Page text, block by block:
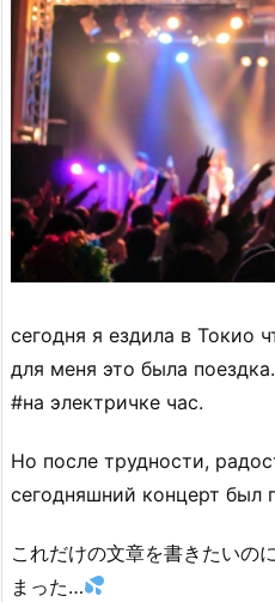
сегодня я ездила в Токио
для меня это была поездка.
#на электричке час.
Но после трудности,
сегодняшний концерт был
これだけの文章を書きたいの
まった…